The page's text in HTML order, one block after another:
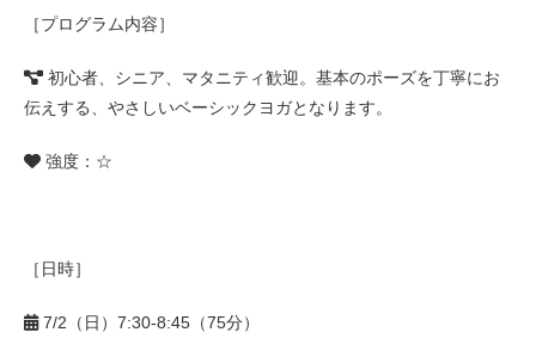
［プログラム内容］
初心者、シニア、マタニティ歓迎。基本のポーズを丁寧にお
伝えする、やさしいベーシックヨガとなります。
強度：☆
［日時］
7/2（日）7:30-8:45（75分）